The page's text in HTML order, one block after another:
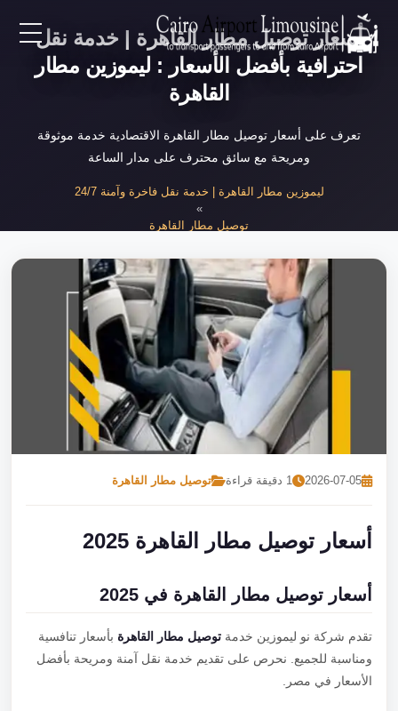
EN
خدمات المطار
نحن
أسعار توصيل مطار القاهرة | خدمة نقل
احترافية بأفضل الأسعار : ليموزين مطار
القاهرة
تعرف على أسعار توصيل مطار القاهرة الاقتصادية خدمة موثوقة
ومريحة مع سائق محترف على مدار الساعة
ليموزين مطار القاهرة | خدمة نقل فاخرة وآمنة 24/7
توصيل مطار القاهرة
أسعار توصيل مطار القاهرة 2025
2026-07-05 1 دقيقة قراءة توصيل مطار القاهرة
أسعار توصيل مطار القاهرة 2025
أسعار توصيل مطار القاهرة في 2025
تقدم شركة نو ليموزين خدمةتوصيل مطار القاهرةبأسعار تنافسية
ومناسبة للجميع. نحرص على تقديم خدمة نقل آمنة ومريحة بأفضل
الأسعار في مصر.